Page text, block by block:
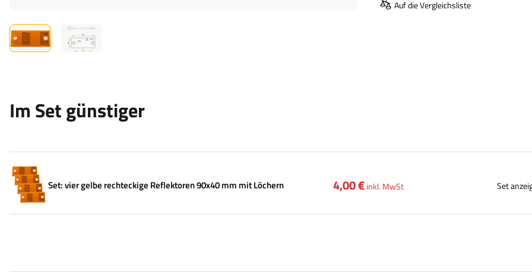
Auf die Vergleichsliste
Im Set günstiger
Set: vier gelbe rechteckige Reflektoren 90x40 mm mit Löchern 4,00 €inkl. MwSt Set